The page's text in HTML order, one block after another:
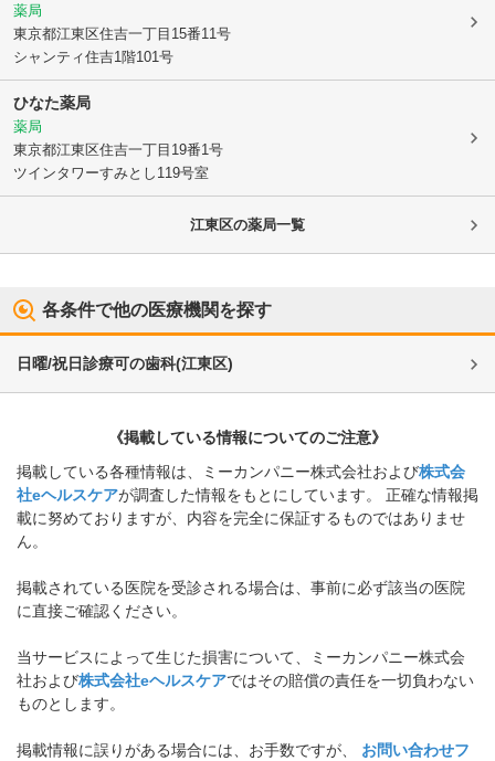
薬局
東京都江東区住吉一丁目15番11号
シャンティ住吉1階101号
ひなた薬局
薬局
東京都江東区住吉一丁目19番1号
ツインタワーすみとし119号室
江東区の薬局一覧
各条件で他の医療機関を探す
日曜/祝日診療可の歯科(江東区)
《掲載している情報についてのご注意》
掲載している各種情報は、ミーカンパニー株式会社および株式会
社eヘルスケアが調査した情報をもとにしています。 正確な情報掲
載に努めておりますが、内容を完全に保証するものではありませ
ん。
掲載されている医院を受診される場合は、事前に必ず該当の医院
に直接ご確認ください。
当サービスによって生じた損害について、ミーカンパニー株式会
社および株式会社eヘルスケアではその賠償の責任を一切負わない
ものとします。
掲載情報に誤りがある場合には、お手数ですが、
お問い合わせフ